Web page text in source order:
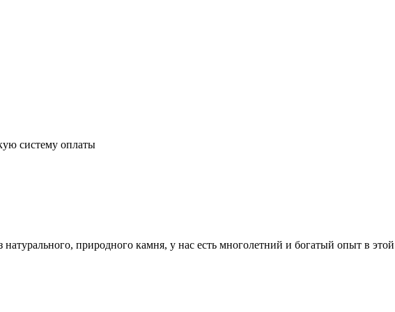
систему оплаты
природного камня, у нас есть многолетний и богатый опыт в